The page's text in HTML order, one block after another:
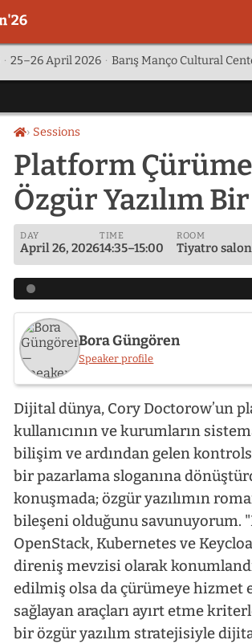
· 25–26 April 2026 · Barış Manço Cultural
HomeSessions
Platform
Özgür Yazılım
DAY
April 26, 2026
TIME
14:35–15:00
ROOM
Tiyatro
Bora Güngören
Speaker profile
Dijital dünya, Cory Doctorow’un
kullanıcının ve kurumların
bilişim ve ardından gelen
bir pazarlama sloganına
konuşmada; özgür yazılımın
bileşeni olduğunu savunuyorum.
OpenStack, Kubernetes ve
direniş mevzisi olarak
edilmiş olsa da çürümeye hizmet
sağlayan araçları ayırt etme
bir özgür yazılım stratejisiyle